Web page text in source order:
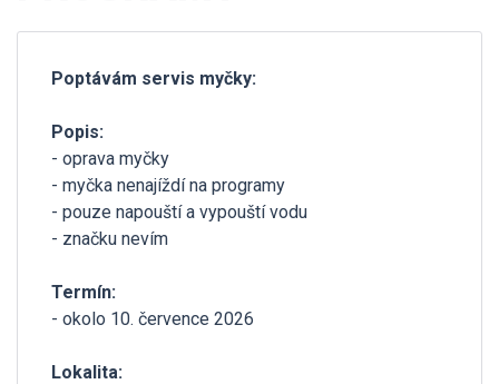
Poptávám servis myčky:
Popis:
- oprava myčky
- myčka nenajíždí na programy
- pouze napouští a vypouští vodu
- značku nevím
Termín:
- okolo 10. července 2026
Lokalita: